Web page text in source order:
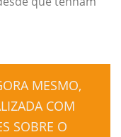
MESMO,
COM
SOBRE O